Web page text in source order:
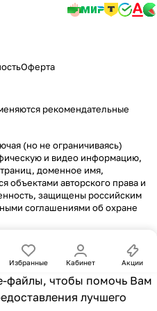
Оферта
рекомендательные
(но не ограничиваясь)
и видео информацию,
доменное имя,
объектами авторского права и
защищены российским
соглашениями об охране
Избранные Кабинет Акции
файлы, чтобы помочь Вам
лучшего